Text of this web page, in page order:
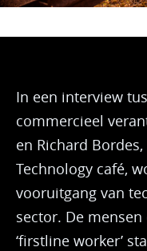
In een interview
commercieel
en Richard
Technology café,
vooruitgang van
sector. De
‘firstline worker’